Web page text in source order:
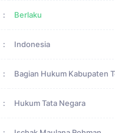
: Berlaku
: Indonesia
: Bagian Hukum Kabupaten
: Hukum Tata Negara